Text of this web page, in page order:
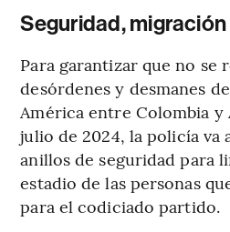
Seguridad, migración
Para garantizar que no se
desórdenes y desmanes
América entre Colombia y
julio de 2024, la policía va
anillos de seguridad para
estadio de las personas
para el codiciado partido.